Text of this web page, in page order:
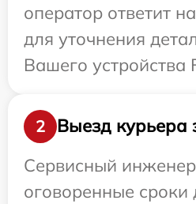
оператор ответит
для уточнения
Вашего устройства
2
Выезд курьера
Сервисный
оговоренные сроки